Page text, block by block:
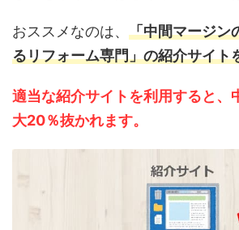
おススメなのは、 「中間マージン
るリフォーム専門」の紹介サイト
適当な紹介サイトを利用すると、
大20％抜かれます。